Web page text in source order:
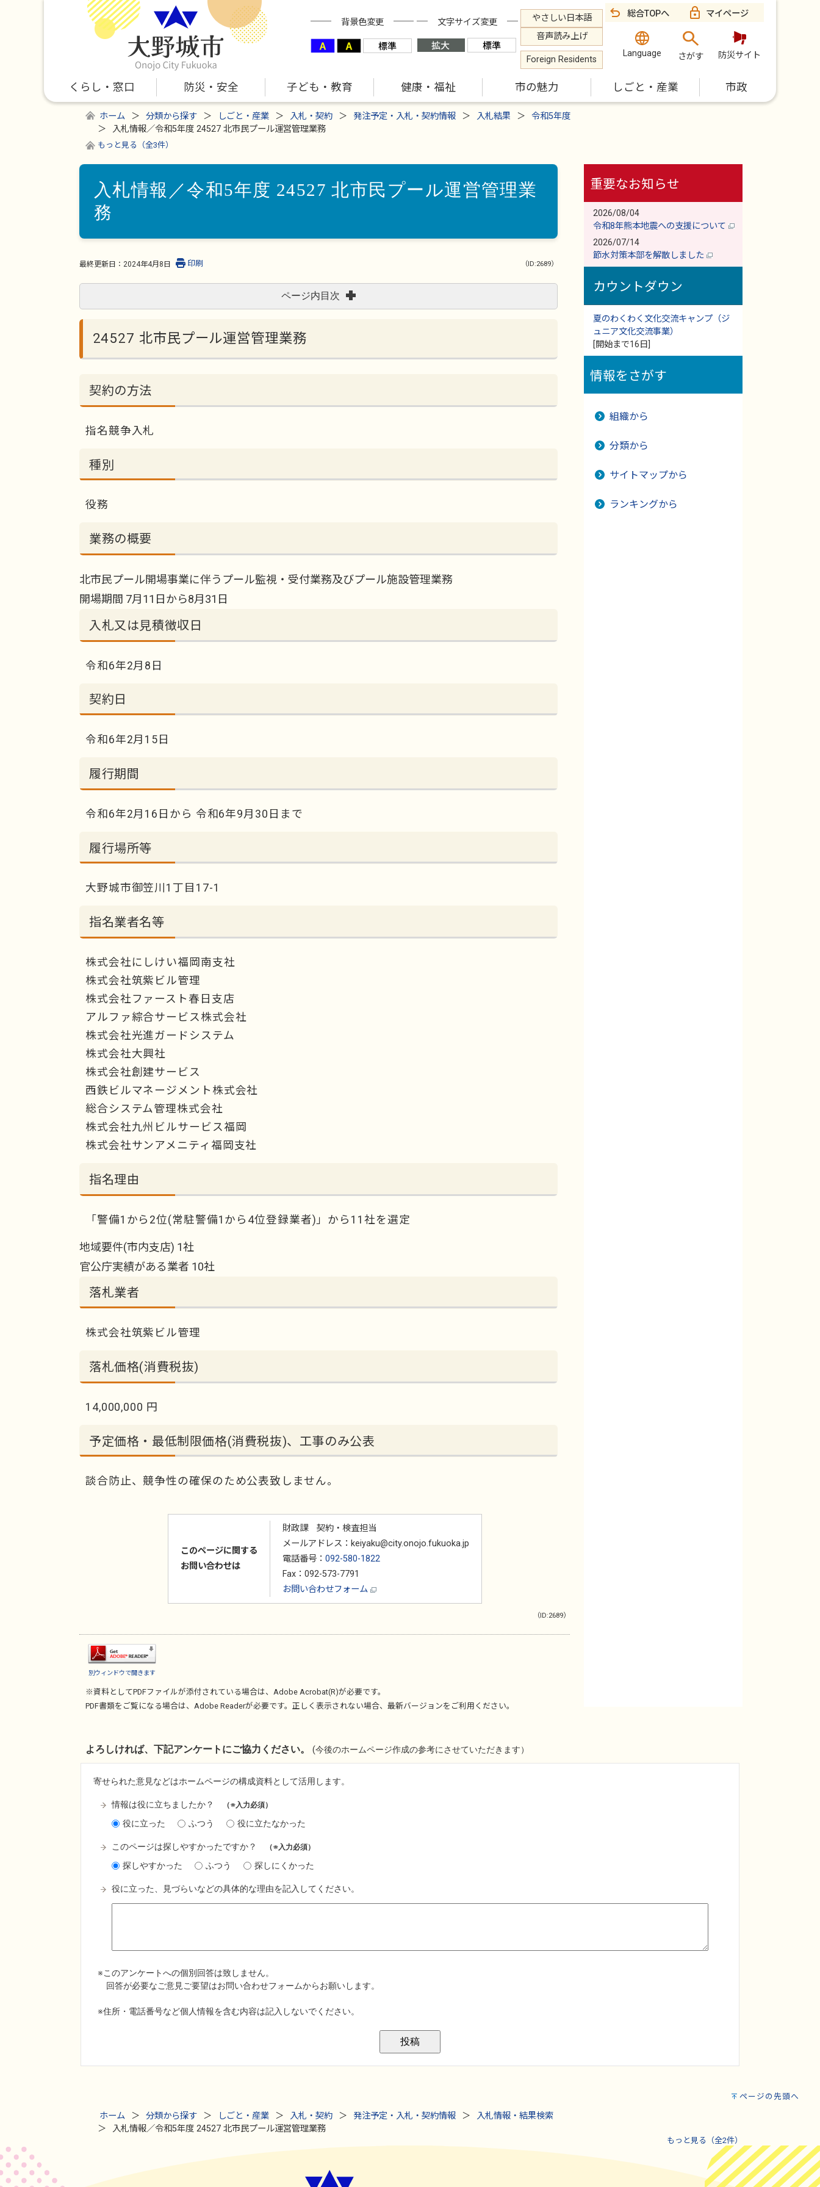
背景色変更 文字サイズ変更
やさしい日本語
音声読み上げ
Foreign Residents
総合TOPへ マイページ
Language さがす 防災サイト
くらし・窓口 防災・安全 子ども・教育 健康・福祉 市の魅力 しごと・産業 市政
ホーム 分類から探す しごと・産業 入札・契約 発注予定・入札・契約情報 入札結果
令和5年度
入札情報／令和5年度 24527 北市民プール運営管理業務
もっと見る（全3件）
入札情報／令和5年度 24527 北市民プール運営管理業
務
最終更新日： 2024年4月8日 （ID:2689）
印刷
ページ内目次
24527 北市民プール運営管理業務
契約の方法
指名競争入札
種別
役務
業務の概要
北市民プール開場事業に伴うプール監視・受付業務及びプール施設管理業務
開場期間 7月11日から8月31日
入札又は見積徴収日
令和6年2月8日
契約日
令和6年2月15日
履行期間
令和6年2月16日から 令和6年9月30日まで
履行場所等
大野城市御笠川1丁目17-1
指名業者名等
株式会社にしけい福岡南支社
株式会社筑紫ビル管理
株式会社ファースト春日支店
アルファ綜合サービス株式会社
株式会社光進ガードシステム
株式会社大興社
株式会社創建サービス
西鉄ビルマネージメント株式会社
総合システム管理株式会社
株式会社九州ビルサービス福岡
株式会社サンアメニティ福岡支社
指名理由
「警備1から2位(常駐警備1から4位登録業者)」から11社を選定
地域要件(市内支店) 1社
官公庁実績がある業者 10社
落札業者
株式会社筑紫ビル管理
落札価格(消費税抜)
14,000,000 円
予定価格・最低制限価格(消費税抜)、工事のみ公表
談合防止、競争性の確保のため公表致しません。
このページに関する
お問い合わせは
財政課 契約・検査担当
メールアドレス：keiyaku@city.onojo.fukuoka.jp
電話番号： 092-580-1822
Fax：092-573-7791
お問い合わせフォーム
（ID:2689）
別ウィンドウで開きます
※資料としてPDFファイルが添付されている場合は、 Adobe Acrobat(R)が必要です。
PDF書類をご覧になる場合は、 Adobe Readerが必要です。正しく表示されない場合、最新バージョンをご利用ください。
重要なお知らせ
2026/08/04
令和8年熊本地震への支援について
2026/07/14
節水対策本部を解散しました
カウントダウン
夏のわくわく文化交流キャンプ（ジ
ュニア文化交流事業）
[開始まで16日]
情報をさがす
組織から
分類から
サイトマップから
ランキングから
ページの先頭へ
ホーム 分類から探す しごと・産業 入札・契約 発注予定・入札・契約情報
入札情報・結果検索
入札情報／令和5年度 24527 北市民プール運営管理業務
もっと見る（全2件）